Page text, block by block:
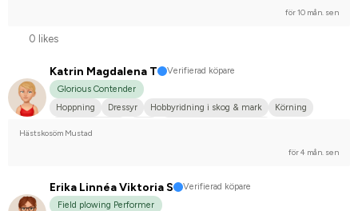
för 10 mån. sen
0 likes
Katrin Magdalena T
Verifierad köpare
Glorious Contender
Hoppning
Dressyr Hobbyridning i skog & mark
Körning
Hästskosöm Mustad
för 4 mån. sen
Erika Linnéa Viktoria S
Verifierad köpare
Field plowing Performer